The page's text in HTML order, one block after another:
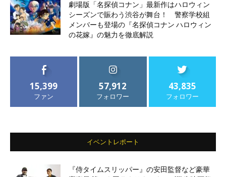
劇場版「名探偵コナン」最新作はハロウィン
シーズンで賑わう渋谷が舞台！ 警察学校組
メンバーも登場の『名探偵コナン ハロウィン
の花嫁』の魅力を徹底解説
15,399
ファン
57,912
フォロワー
43,835
フォロワー
イベントレポート
『侍タイムスリッパー』の安田監督など豪華